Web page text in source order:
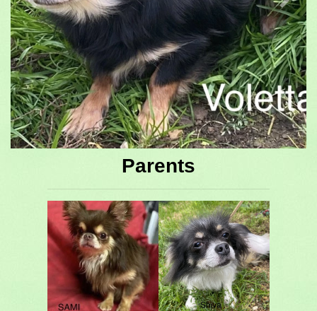
Previous Next
Parents